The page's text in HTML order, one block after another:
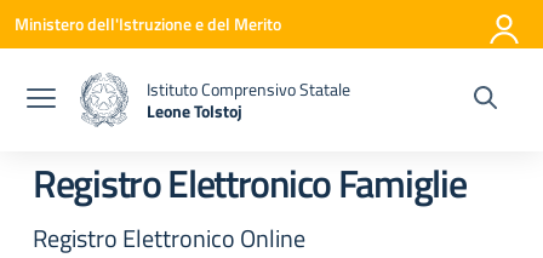
Vai ai contenuti
Vai al menu di navigazione
Vai al footer
Ministero dell'Istruzione e del Merito
Istituto Comprensivo Statale
Leone Tolstoj
Registro Elettronico Famiglie
Registro Elettronico Online